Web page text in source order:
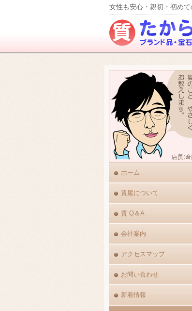
女性も安心・親切・初め
ホーム
質屋について
質 Q＆A
会社案内
アクセスマップ
お問い合わせ
新着情報